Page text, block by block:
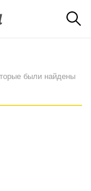
были найдены